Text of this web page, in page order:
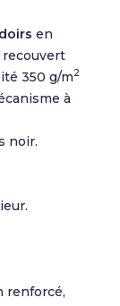
en
recouvert
350 g/m2
à
noir.
renforcé,